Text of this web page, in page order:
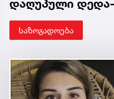
დაღუპული დედა-
საზოგადოება